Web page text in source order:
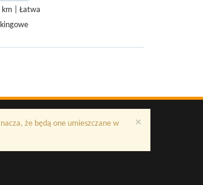
km | Łatwa
×
że będą one umieszczane w